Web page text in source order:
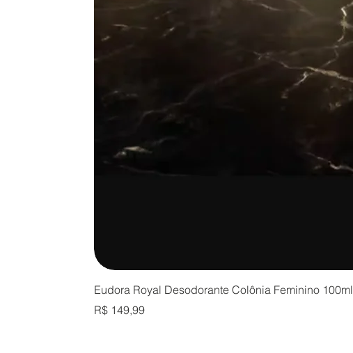
Eudora Royal Desodorante Colônia Feminino 100ml
Preço
R$ 149,99